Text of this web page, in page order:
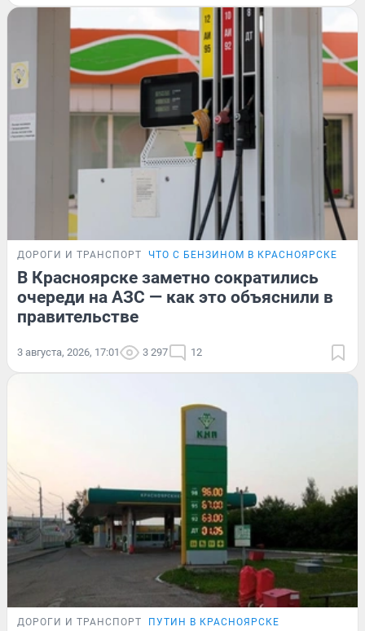
ДОРОГИ И ТРАНСПОРТ ЧТО С БЕНЗИНОМ В КРАСНОЯРСКЕ
В Красноярске заметно сократились
очереди на АЗС — как это объяснили в
правительстве
3 августа, 2026, 17:01 3 297 12
ДОРОГИ И ТРАНСПОРТ ПУТИН В КРАСНОЯРСКЕ